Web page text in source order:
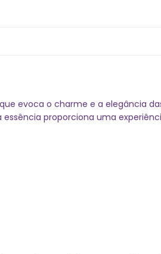
evoca o charme e a elegância
essência proporciona uma